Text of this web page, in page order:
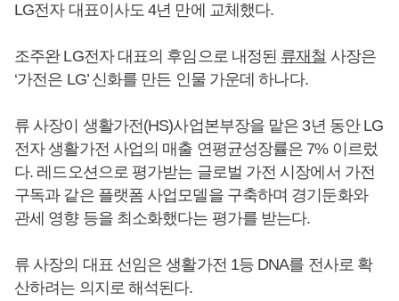
LG전자 대표이사도 4년 만에 교체했다.
조주완 LG전자 대표의 후임으로 내정된 류재철 사장은
‘가전은 LG’ 신화를 만든 인물 가운데 하나다.
류 사장이 생활가전(HS)사업본부장을 맡은 3년 동안 LG
전자 생활가전 사업의 매출 연평균성장률은 7% 이르렀
다. 레드오션으로 평가받는 글로벌 가전 시장에서 가전
구독과 같은 플랫폼 사업모델을 구축하며 경기둔화와
관세 영향 등을 최소화했다는 평가를 받는다.
류 사장의 대표 선임은 생활가전 1등 DNA를 전사로 확
산하려는 의지로 해석된다.